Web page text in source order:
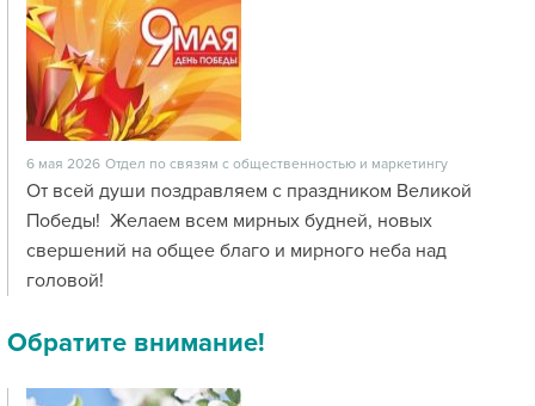
6 мая 2026 Отдел по связям с общественностью и маркетингу
От всей души поздравляем с праздником Великой
Победы! Желаем всем мирных будней, новых
свершений на общее благо и мирного неба над
головой!
Обратите внимание!